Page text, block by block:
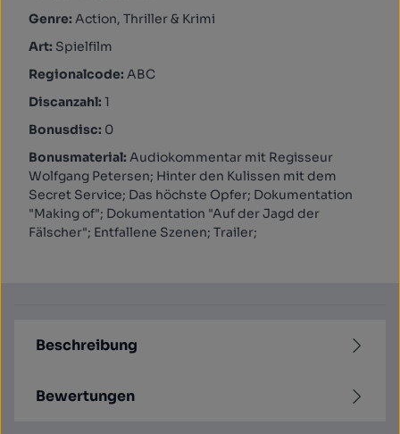
Genre: Action, Thriller & Krimi
Art: Spielfilm
Regionalcode: ABC
Discanzahl: 1
Bonusdisc: 0
Bonusmaterial: Audiokommentar mit Regisseur
Wolfgang Petersen; Hinter den Kulissen mit dem
Secret Service; Das höchste Opfer; Dokumentation
"Making of"; Dokumentation "Auf der Jagd der
Fälscher"; Entfallene Szenen; Trailer;
Beschreibung
Bewertungen